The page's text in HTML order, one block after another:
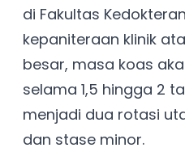
di Fakultas
kepaniteraan klinik
besar, masa koas
selama 1,5 hingga 2
menjadi dua rotasi
dan stase minor.